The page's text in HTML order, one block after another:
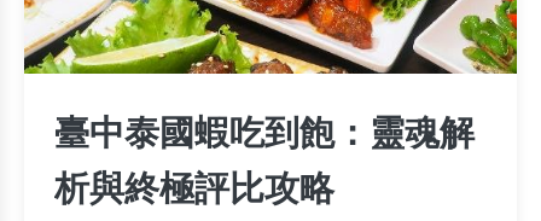
臺中泰國蝦吃到飽：靈魂解
析與終極評比攻略